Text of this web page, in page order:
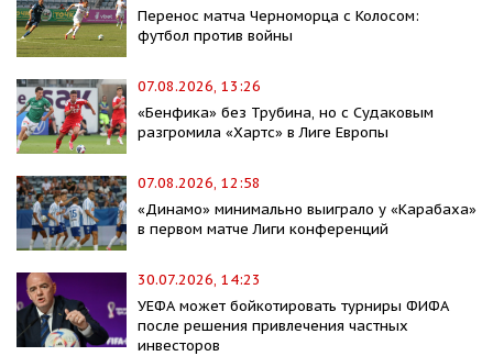
Перенос матча Черноморца с Колосом:
футбол против войны
07.08.2026, 13:26
«Бенфика» без Трубина, но с Судаковым
разгромила «Хартс» в Лиге Европы
07.08.2026, 12:58
«Динамо» минимально выиграло у «Карабаха»
в первом матче Лиги конференций
30.07.2026, 14:23
УЕФА может бойкотировать турниры ФИФА
после решения привлечения частных
инвесторов